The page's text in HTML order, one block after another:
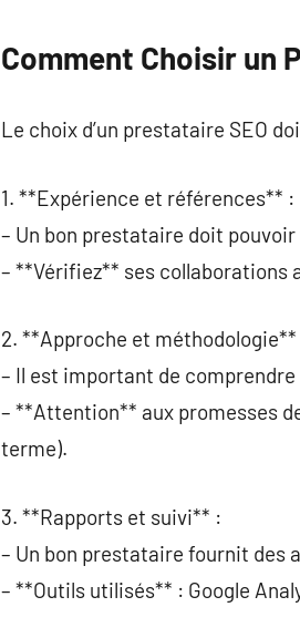
Comment Choisir un
Le choix d’un prestataire SEO
1. **Expérience et références** :
– Un bon prestataire doit
– **Vérifiez** ses collaborations
2. **Approche et méthodologie**
– Il est important de
– **Attention** aux promesses
terme).
3. **Rapports et suivi** :
– Un bon prestataire fournit des
– **Outils utilisés** : Google